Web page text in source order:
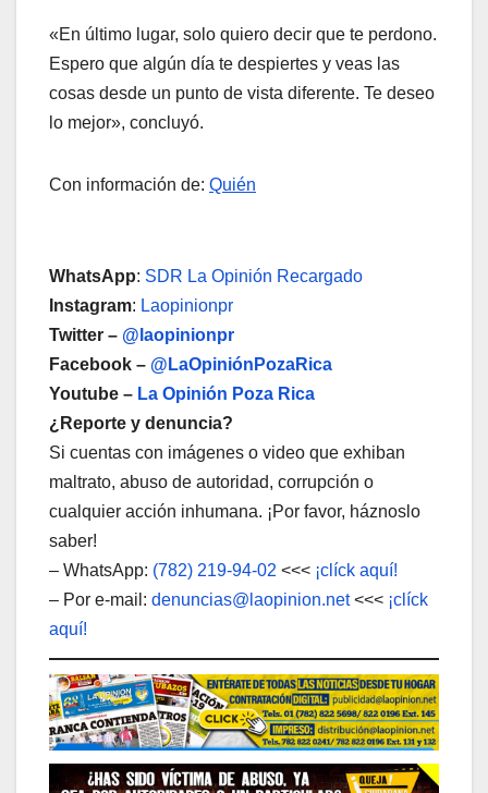
«En último lugar, solo quiero decir que te perdono.
Espero que algún día te despiertes y veas las
cosas desde un punto de vista diferente. Te deseo
lo mejor», concluyó.
Con información de: Quién
WhatsApp: SDR La Opinión Recargado
Instagram: Laopinionpr
Twitter – @laopinionpr
Facebook – @LaOpiniónPozaRica
Youtube – La Opinión Poza Rica
¿Reporte y denuncia?
Si cuentas con imágenes o video que exhiban
maltrato, abuso de autoridad, corrupción o
cualquier acción inhumana. ¡Por favor, háznoslo
saber!
– WhatsApp: (782) 219-94-02 <<< ¡clíck aquí!
– Por e-mail: denuncias@laopinion.net<<< ¡clíck
aquí!